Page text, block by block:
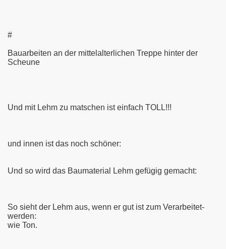
#
Bauarbeiten an der mittelalterlichen Treppe hinter der
Scheune
Und mit Lehm zu matschen ist einfach TOLL!!!
und innen ist das noch schöner:
Und so wird das Baumaterial Lehm gefügig gemacht:
So sieht der Lehm aus, wenn er gut ist zum Verarbeitet-
werden:
wie Ton.